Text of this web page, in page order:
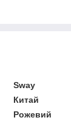
Sway
Китай
Рожевий